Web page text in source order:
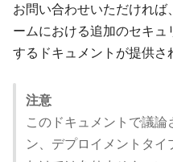
お問い合わせいただけれ
ームにおける追加のセキ
するドキュメントが提供さ
注意
このドキュメントで議
ン、デプロイメントタ